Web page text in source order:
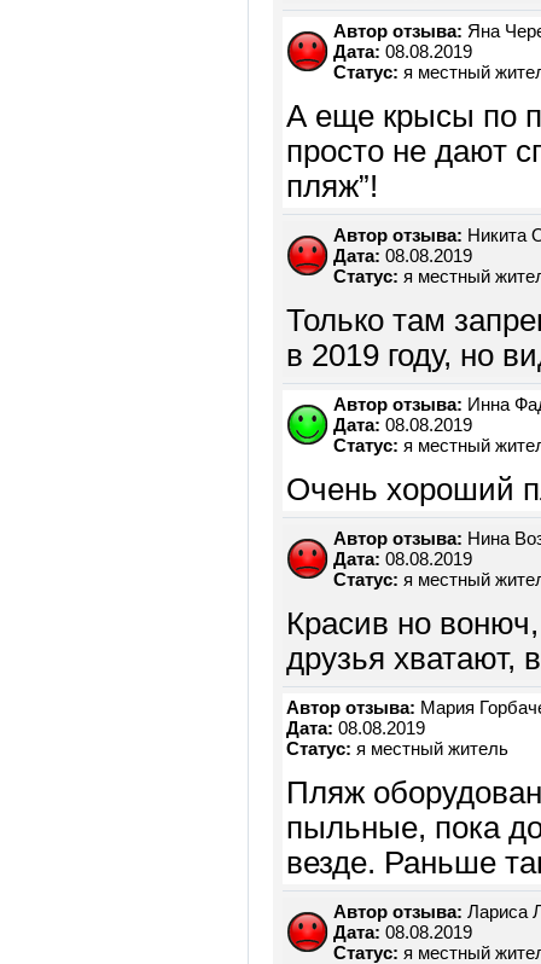
Автор отзыва: Яна
Дата: 08.08.2019
Статус: я местный
А еще крысы по
просто не дают
пляж”!
Автор отзыва: Никита
Дата: 08.08.2019
Статус: я местный
Только там
в 2019 году, но
Автор отзыва: Инна
Дата: 08.08.2019
Статус: я местный
Очень хороший
Автор отзыва: Нина
Дата: 08.08.2019
Статус: я местный
Красив но
друзья хватают,
Автор отзыва: Мария
Дата: 08.08.2019
Статус: я местный житель
Пляж
пыльные, пока
везде. Раньше
Автор отзыва: Лариса
Дата: 08.08.2019
Статус: я местный